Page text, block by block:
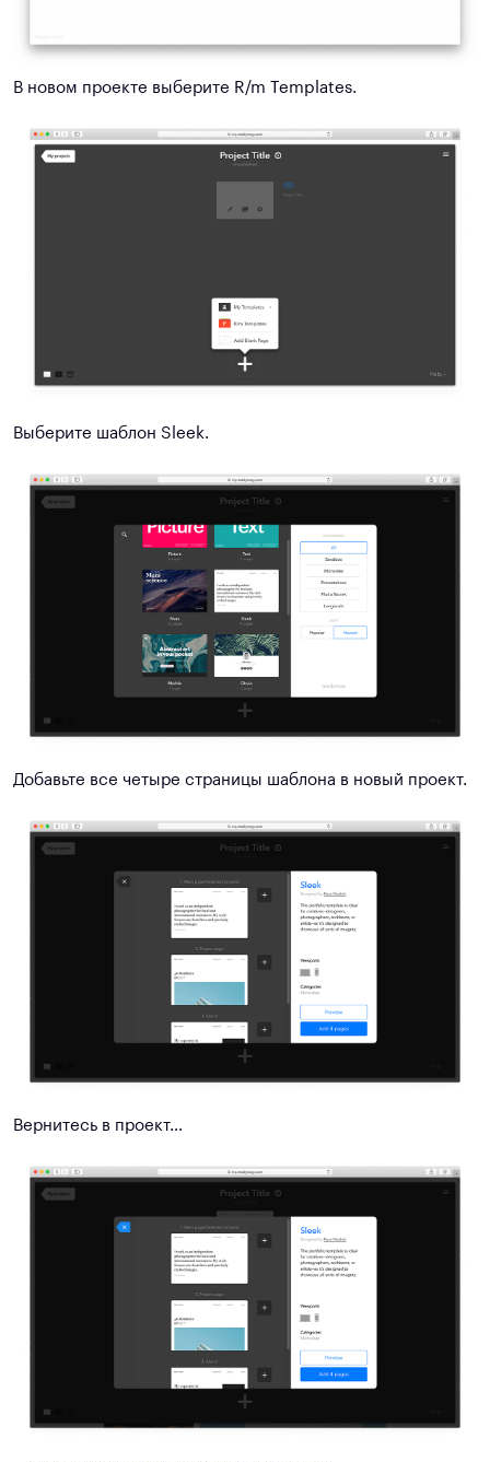
В новом проекте выберите R/m Templates.
Выберите шаблон Sleek.
Добавьте все четыре страницы шаблона в новый проект.
Вернитесь в проект…